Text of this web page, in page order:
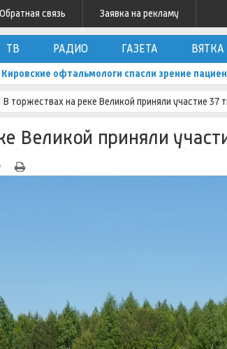
Обратная связь Заявка на рекламу
ТВ РАДИО ГАЗЕТА ВЯТКА
Кировские офтальмологи спасли зрение
В торжествах на реке Великой приняли участие 37
Великой приняли